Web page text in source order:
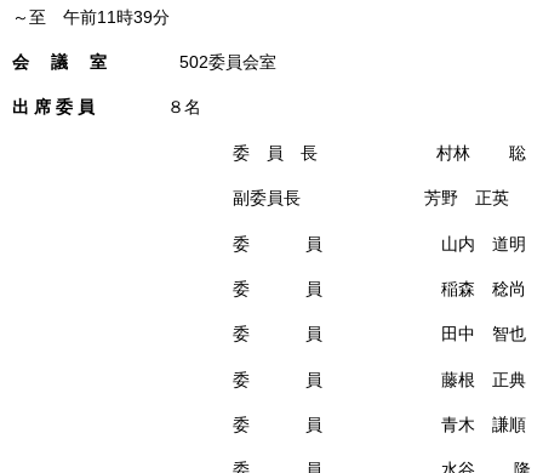
～至 午前11時39分
会 議 室 502委員会室
出 席 委 員 ８名
委 員 長 村林 聡
副委員長 芳野 正英
委 員 山内 道明
委 員 稲森 稔尚
委 員 田中 智也
委 員 藤根 正典
委 員 青木 謙順